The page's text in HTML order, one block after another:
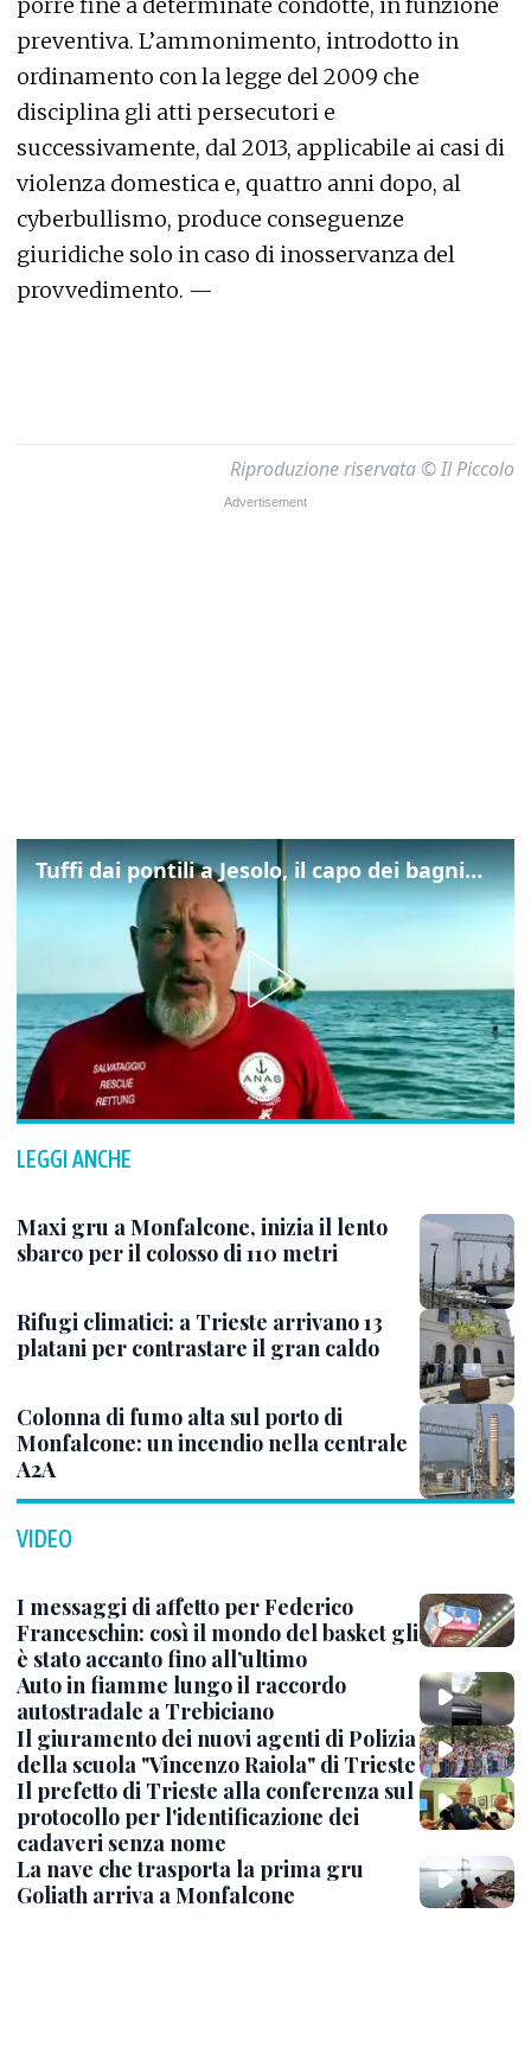
porre fine a determinate condotte, in funzione
preventiva. L’ammonimento, introdotto in
ordinamento con la legge del 2009 che
disciplina gli atti persecutori e
successivamente, dal 2013, applicabile ai casi di
violenza domestica e, quattro anni dopo, al
cyberbullismo, produce conseguenze
giuridiche solo in caso di inosservanza del
provvedimento. —
Riproduzione riservata © Il Piccolo
Tuffi dai pontili a Jesolo, il capo dei bagnini: "L'impegno di tutti per evitare altre tragedie"
LEGGI ANCHE
Maxi gru a Monfalcone, inizia il lento
sbarco per il colosso di 110 metri
Rifugi climatici: a Trieste arrivano 13
platani per contrastare il gran caldo
Colonna di fumo alta sul porto di
Monfalcone: un incendio nella centrale
A2A
VIDEO
I messaggi di affetto per Federico
Franceschin: così il mondo del basket gli
è stato accanto fino all’ultimo
Auto in fiamme lungo il raccordo
autostradale a Trebiciano
Il giuramento dei nuovi agenti di Polizia
della scuola "Vincenzo Raiola" di Trieste
Il prefetto di Trieste alla conferenza sul
protocollo per l'identificazione dei
cadaveri senza nome
La nave che trasporta la prima gru
Goliath arriva a Monfalcone